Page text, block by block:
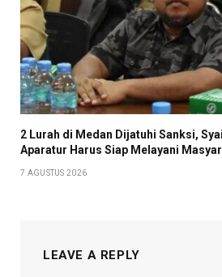
2 Lurah di Medan Dijatuhi Sanksi,
Aparatur Harus Siap Melayani
7 AGUSTUS 2026
LEAVE A REPLY